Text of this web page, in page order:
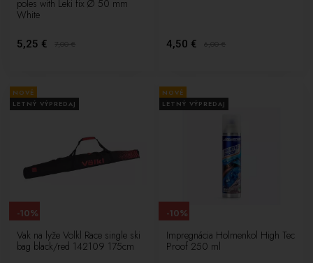
poles with Leki fix Ø 50 mm
White
5,25 € 7,00€ 4,50 € 6,00€
NOVÉ
LETNÝ VÝPREDAJ
Vak na lyže Volkl Race single ski
bag black/red 142109 175cm
-10%
NOVÉ
LETNÝ VÝPREDAJ
Impregnácia Holmenkol High Tec
Proof 250 ml
-10%